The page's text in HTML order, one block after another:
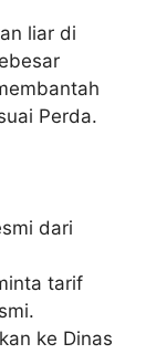
liar di
Perda.
dari
tarif
ke Dinas